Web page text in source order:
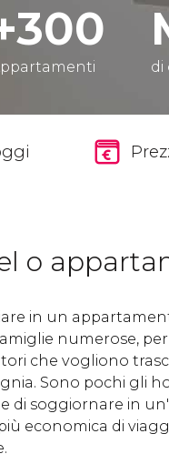
di
o
in un
numerose,
che vogliono
Sono pochi gli
di soggiornare in
economica di